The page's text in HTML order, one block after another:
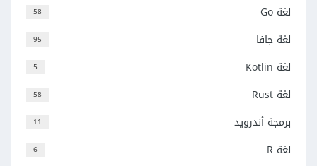
58 لغة Go
95 لغة جافا
5 لغة Kotlin
58 لغة Rust
11 برمجة أندرويد
6 لغة R